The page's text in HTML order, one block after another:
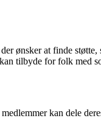
ønsker at finde støtte,
tilbyde for folk med
kan dele